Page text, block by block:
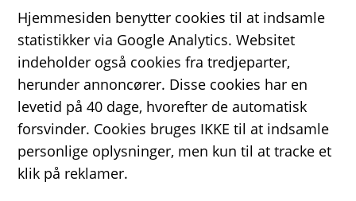
Hjemmesiden benytter cookies til at indsamle
statistikker via Google Analytics. Websitet
indeholder også cookies fra tredjeparter,
herunder annoncører. Disse cookies har en
levetid på 40 dage, hvorefter de automatisk
forsvinder. Cookies bruges IKKE til at indsamle
personlige oplysninger, men kun til at tracke et
klik på reklamer.